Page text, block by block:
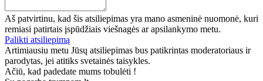
Aš patvirtinu, kad šis atsiliepimas yra mano asmeninė nuomonė, kuri
remiasi patirtais įspūdžiais viešnagės ar apsilankymo metu.
Palikti atsiliepimą
Artimiausiu metu Jūsų atsiliepimas bus patikrintas moderatoriaus ir
parodytas, jei atitiks svetainės taisykles.
Ačiū, kad padedate mums tobulėti !